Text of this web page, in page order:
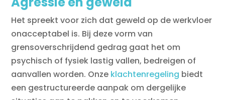
Het spreekt voor zich dat geweld op de werkvloer
onacceptabel is. Bij deze vorm van
grensoverschrijdend gedrag gaat het om
psychisch of fysiek lastig vallen, bedreigen of
aanvallen worden. Onze klachtenregeling biedt
een gestructureerde aanpak om dergelijke